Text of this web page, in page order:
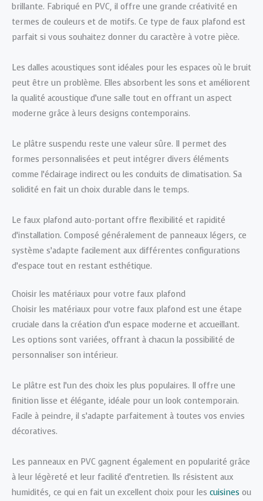
brillante. Fabriqué en PVC, il offre une grande créativité en
termes de couleurs et de motifs. Ce type de faux plafond est
parfait si vous souhaitez donner du caractère à votre pièce.
Les dalles acoustiques sont idéales pour les espaces où le bruit
peut être un problème. Elles absorbent les sons et améliorent
la qualité acoustique d’une salle tout en offrant un aspect
moderne grâce à leurs designs contemporains.
Le plâtre suspendu reste une valeur sûre. Il permet des
formes personnalisées et peut intégrer divers éléments
comme l’éclairage indirect ou les conduits de climatisation. Sa
solidité en fait un choix durable dans le temps.
Le faux plafond auto-portant offre flexibilité et rapidité
d’installation. Composé généralement de panneaux légers, ce
système s’adapte facilement aux différentes configurations
d’espace tout en restant esthétique.
Choisir les matériaux pour votre faux plafond
Choisir les matériaux pour votre faux plafond est une étape
cruciale dans la création d’un espace moderne et accueillant.
Les options sont variées, offrant à chacun la possibilité de
personnaliser son intérieur.
Le plâtre est l’un des choix les plus populaires. Il offre une
finition lisse et élégante, idéale pour un look contemporain.
Facile à peindre, il s’adapte parfaitement à toutes vos envies
décoratives.
Les panneaux en PVC gagnent également en popularité grâce
à leur légèreté et leur facilité d’entretien. Ils résistent aux
humidités, ce qui en fait un excellent choix pour les cuisines ou